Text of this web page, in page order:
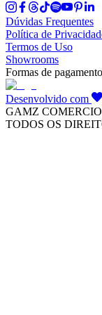
Dúvidas Frequentes
Política de
Termos de Uso
Showrooms
Formas de pagamento
Desenvolvido com
GAMZ
TODOS OS